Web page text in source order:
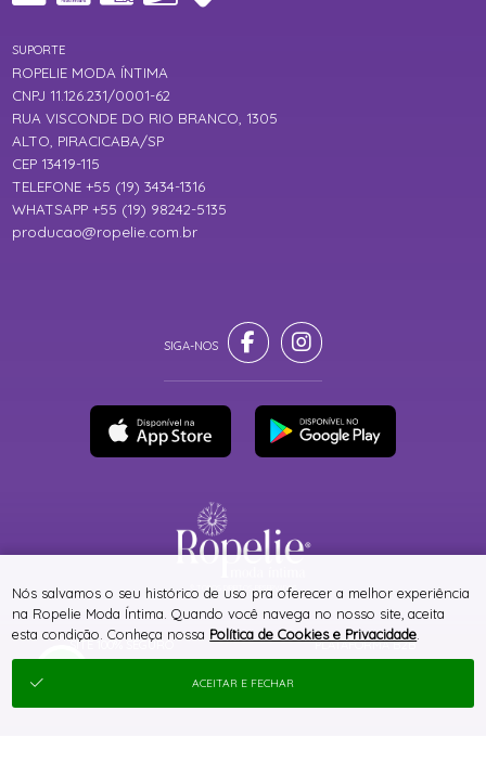
SITE 100% SEGURO PLATAFORMA B2B
SUPORTE
ROPELIE MODA ÍNTIMA
CNPJ 11.126.231/0001-62
RUA VISCONDE DO RIO BRANCO, 1305
ALTO, PIRACICABA/SP
CEP 13419-115
TELEFONE +55 (19) 3434-1316
WHATSAPP +55 (19) 98242-5135
producao@ropelie.com.br
® TODOS DIREITOS RESERVADOS
Nós salvamos o seu histórico de uso pra oferecer a melhor experiência
na Ropelie Moda Íntima. Quando você navega no nosso site, aceita
esta condição. Conheça nossa Política de Cookies e Privacidade
ACEITAR E FECHAR